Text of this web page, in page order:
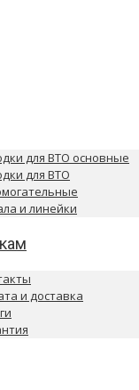
для ВТО основные
для ВТО
и линейки
и доставка